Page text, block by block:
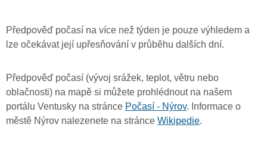
Předpověď počasí na více než týden je pouze výhledem a
lze očekávat její upřesňování v průběhu dalších dní.
Předpověď počasí (vývoj srážek, teplot, větru nebo
oblačnosti) na mapě si můžete prohlédnout na našem
portálu Ventusky na stránce Počasí - Nýrov. Informace o
městě Nýrov nalezenete na stránce Wikipedie.